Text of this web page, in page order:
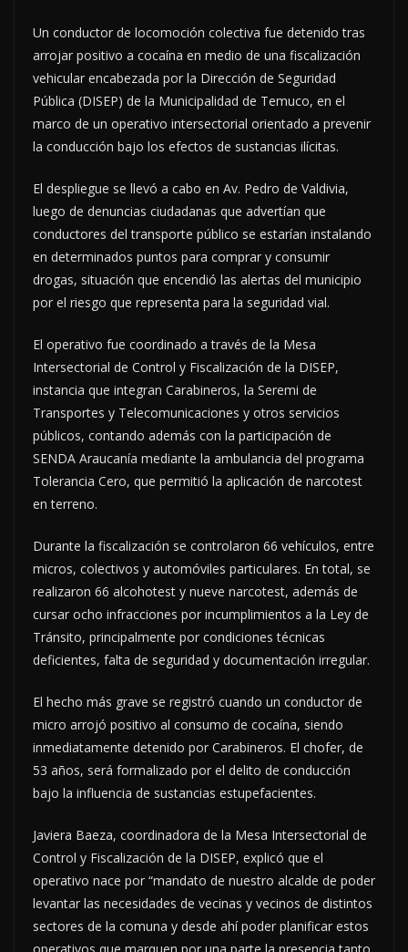
Un conductor de locomoción colectiva fue detenido tras
arrojar positivo a cocaína en medio de una fiscalización
vehicular encabezada por la Dirección de Seguridad
Pública (DISEP) de la Municipalidad de Temuco, en el
marco de un operativo intersectorial orientado a prevenir
la conducción bajo los efectos de sustancias ilícitas.
El despliegue se llevó a cabo en Av. Pedro de Valdivia,
luego de denuncias ciudadanas que advertían que
conductores del transporte público se estarían instalando
en determinados puntos para comprar y consumir
drogas, situación que encendió las alertas del municipio
por el riesgo que representa para la seguridad vial.
El operativo fue coordinado a través de la Mesa
Intersectorial de Control y Fiscalización de la DISEP,
instancia que integran Carabineros, la Seremi de
Transportes y Telecomunicaciones y otros servicios
públicos, contando además con la participación de
SENDA Araucanía mediante la ambulancia del programa
Tolerancia Cero, que permitió la aplicación de narcotest
en terreno.
Durante la fiscalización se controlaron 66 vehículos, entre
micros, colectivos y automóviles particulares. En total, se
realizaron 66 alcohotest y nueve narcotest, además de
cursar ocho infracciones por incumplimientos a la Ley de
Tránsito, principalmente por condiciones técnicas
deficientes, falta de seguridad y documentación irregular.
El hecho más grave se registró cuando un conductor de
micro arrojó positivo al consumo de cocaína, siendo
inmediatamente detenido por Carabineros. El chofer, de
53 años, será formalizado por el delito de conducción
bajo la influencia de sustancias estupefacientes.
Javiera Baeza, coordinadora de la Mesa Intersectorial de
Control y Fiscalización de la DISEP, explicó que el
operativo nace por “mandato de nuestro alcalde de poder
levantar las necesidades de vecinas y vecinos de distintos
sectores de la comuna y desde ahí poder planificar estos